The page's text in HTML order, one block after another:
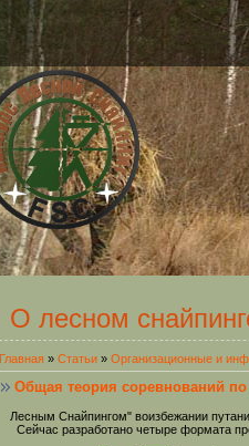
О лесном
Главная » Статьи » Организационные и
Общая теория соревнований
Лесным Снайпингом" воизбежании
Сейчас разработано четыре формата